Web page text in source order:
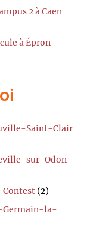
2 à Caen
à Épron
Saint-Clair
sur-Odon
Contest (2)
Germain-la-